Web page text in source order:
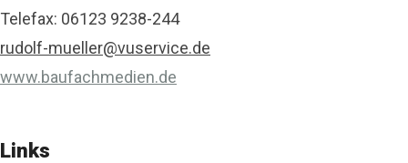
Telefax: 06123 9238-244
rudolf-mueller@vuservice.de
www.baufachmedien.de
Links